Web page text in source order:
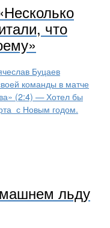
что
Буцаев
команды в матче
(2:4) — Хотел бы
с Новым годом.
льду